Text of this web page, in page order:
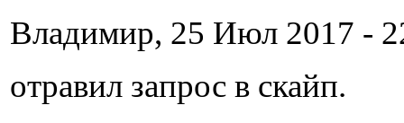
Владимир, 25 Июл 2017 -
отравил запрос в скайп.